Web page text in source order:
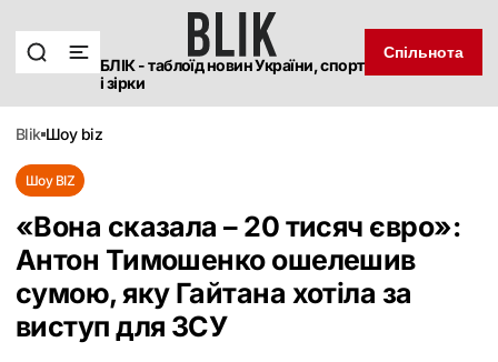
БЛІК - таблоїд новин України, спорт
і зірки
Спільнота
blik шоу biz
Шоу BIZ
«Вона сказала – 20 тисяч євро»:
Антон Тимошенко ошелешив
сумою, яку Гайтана хотіла за
виступ для ЗСУ